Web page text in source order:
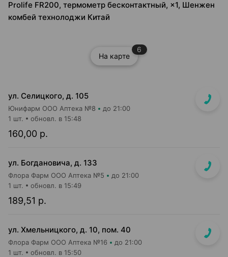
Prolife FR200, термометр бесконтактный, ×1, Шенжен
комбей технолоджи Китай
На карте
6
ул. Селицкого, д. 105
Юнифарм ООО Аптека №8 до 21:00
160,00 р.
1 шт. обновл. в 15:48
ул. Богдановича, д. 133
Флора Фарм ООО Аптека №5 до 21:00
189,51 р.
1 шт. обновл. в 15:49
ул. Хмельницкого, д. 10, пом. 40
Флора Фарм ООО Аптека №16 до 21:00
1 шт. обновл. в 15:50